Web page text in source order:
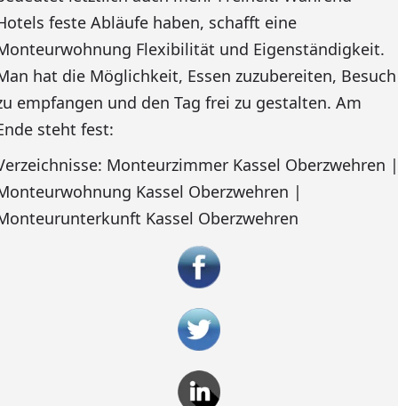
feste Abläufe haben, schafft eine
Flexibilität und Eigenständigkeit.
hat die Möglichkeit, Essen zuzubereiten, Besuch
empfangen und den Tag frei zu gestalten. Am
steht fest:
Monteurzimmer Kassel Oberzwehren |
Kassel Oberzwehren |
Kassel Oberzwehren